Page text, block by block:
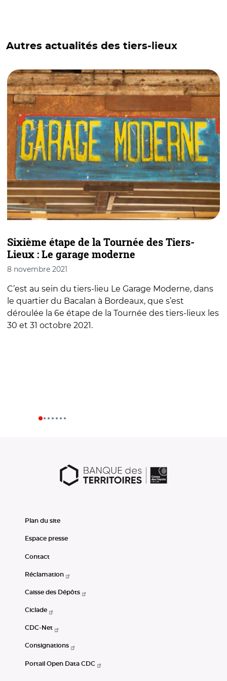
Autres actualités des tiers-lieux
Sixième étape de la Tournée des Tiers-
Lieux : Le garage moderne
8 novembre 2021
C’est au sein du tiers-lieu Le Garage Moderne, dans
le quartier du Bacalan à Bordeaux, que s’est
déroulée la 6e étape de la Tournée des tiers-lieux les
30 et 31 octobre 2021.
Plan du site
Espace presse
Contact
Réclamation
Caisse des Dépôts
Ciclade
CDC-Net
Consignations
Portail Open Data CDC